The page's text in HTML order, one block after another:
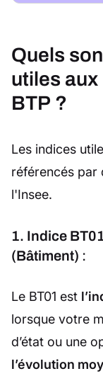
Quels
utiles
BTP ?
Les indices
référencés par
l'Insee.
1. Indice
(Bâtiment) :
Le BT01 est
lorsque votre
d’état ou une
l’évolution